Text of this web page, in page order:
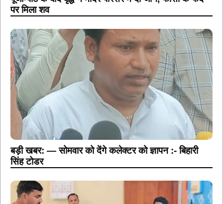
बड़ी खबर: — सोमवार को देंगे कलेक्टर को ज्ञापन :- बिहारी
सिंह टोडर